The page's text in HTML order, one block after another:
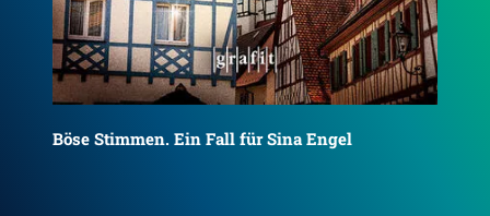
Die Frauen von Château Blanc